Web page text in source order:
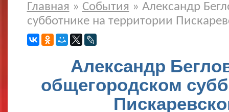
Главная » События » Александр
субботнике на территории
Александр
общегородском